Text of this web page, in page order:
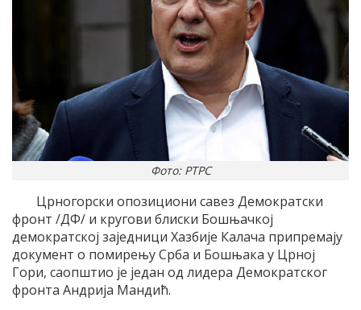
Фото: РТРС
Црногорски опозициони савез Демократски
фронт /ДФ/ и кругови блиски Бошњачкој
демократској заједници Хазбије Калача припремају
документ о помирењу Срба и Бошњака у Црној
Гори, саопштио је један од лидера Демократског
фронта Андрија Мандић.